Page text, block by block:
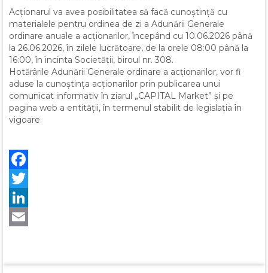
Acționarul va avea posibilitatea să facă cunoștință cu
materialele pentru ordinea de zi a Adunării Generale
ordinare anuale a acționarilor, începând cu 10.06.2026 până
la 26.06.2026, în zilele lucrătoare, de la orele 08:00 până la
16:00, în incinta Societății, biroul nr. 308.
Hotărârile Adunării Generale ordinare a acționarilor, vor fi
aduse la cunoștința acționarilor prin publicarea unui
comunicat informativ în ziarul „CAPITAL Market” și pe
pagina web a entității, în termenul stabilit de legislația în
vigoare.